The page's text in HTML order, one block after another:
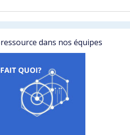
dans nos équipes